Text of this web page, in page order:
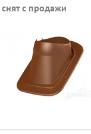
с продажи